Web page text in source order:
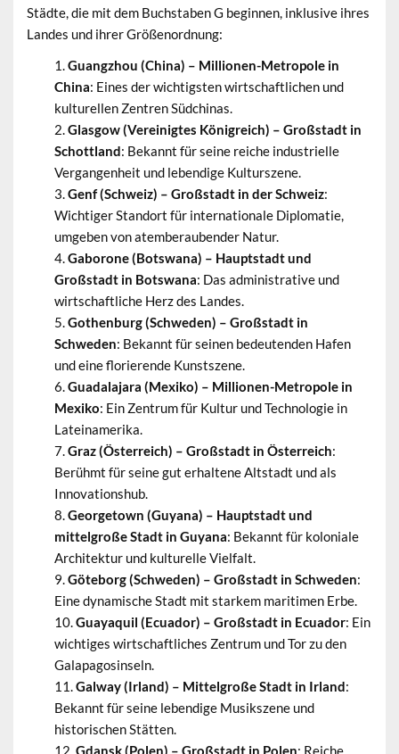
Städte, die mit dem Buchstaben G beginnen, inklusive ihres
Landes und ihrer Größenordnung:
Guangzhou (China) – Millionen-Metropole in
China: Eines der wichtigsten wirtschaftlichen und
kulturellen Zentren Südchinas.
Glasgow (Vereinigtes Königreich) – Großstadt in
Schottland: Bekannt für seine reiche industrielle
Vergangenheit und lebendige Kulturszene.
Genf (Schweiz) – Großstadt in der Schweiz:
Wichtiger Standort für internationale Diplomatie,
umgeben von atemberaubender Natur.
Gaborone (Botswana) – Hauptstadt und
Großstadt in Botswana: Das administrative und
wirtschaftliche Herz des Landes.
Gothenburg (Schweden) – Großstadt in
Schweden: Bekannt für seinen bedeutenden Hafen
und eine florierende Kunstszene.
Guadalajara (Mexiko) – Millionen-Metropole in
Mexiko: Ein Zentrum für Kultur und Technologie in
Lateinamerika.
Graz (Österreich) – Großstadt in Österreich:
Berühmt für seine gut erhaltene Altstadt und als
Innovationshub.
Georgetown (Guyana) – Hauptstadt und
mittelgroße Stadt in Guyana: Bekannt für koloniale
Architektur und kulturelle Vielfalt.
Göteborg (Schweden) – Großstadt in Schweden:
Eine dynamische Stadt mit starkem maritimen Erbe.
Guayaquil (Ecuador) – Großstadt in Ecuador: Ein
wichtiges wirtschaftliches Zentrum und Tor zu den
Galapagosinseln.
Galway (Irland) – Mittelgroße Stadt in Irland:
Bekannt für seine lebendige Musikszene und
historischen Stätten.
Gdansk (Polen) – Großstadt in Polen: Reiche